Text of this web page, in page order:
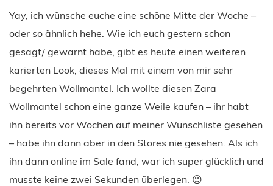
Yay, ich wünsche euche eine schöne Mitte der Woche –
oder so ähnlich hehe. Wie ich euch gestern schon
gesagt/ gewarnt habe, gibt es heute einen weiteren
karierten Look, dieses Mal mit einem von mir sehr
begehrten Wollmantel. Ich wollte diesen Zara
Wollmantel schon eine ganze Weile kaufen – ihr habt
ihn bereits vor Wochen auf meiner Wunschliste gesehen
– habe ihn dann aber in den Stores nie gesehen. Als ich
ihn dann online im Sale fand, war ich super glücklich und
musste keine zwei Sekunden überlegen. 😉